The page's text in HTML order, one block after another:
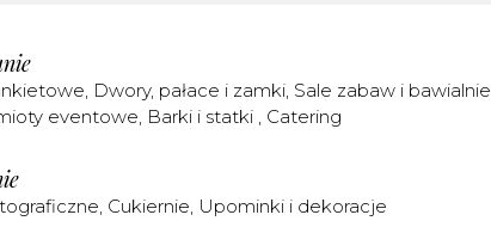
Dwory, pałace i zamki Sale zabaw i bawialnie
eventowe Barki i statki Catering
Cukiernie Upominki i dekoracje